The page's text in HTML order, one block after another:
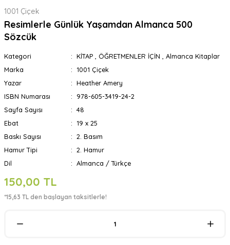
1001 Çiçek
Resimlerle Günlük Yaşamdan Almanca 500
Sözcük
Kategori KİTAP ÖĞRETMENLER İÇİN
Almanca Kitaplar
Marka
1001 Çiçek
Yazar
Heather Amery
ISBN Numarası
978-605-3419-24-2
Sayfa Sayısı
48
Ebat
19 x 25
Baskı Sayısı
2. Basım
Hamur Tipi
2. Hamur
Dil
Almanca / Türkçe
150,00 TL
*15,63 TL den başlayan taksitlerle!